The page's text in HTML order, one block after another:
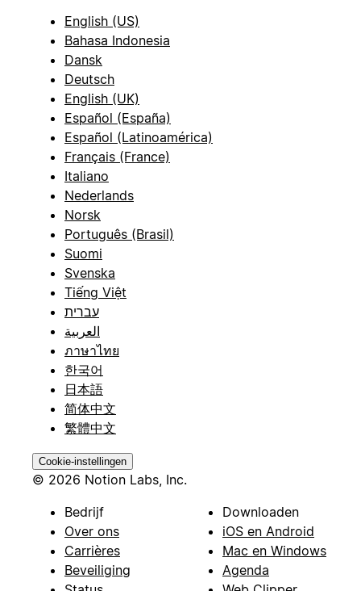
English (US)
Bahasa Indonesia
Dansk
Deutsch
English (UK)
Español (España)
Español (Latinoamérica)
Français (France)
Italiano
Nederlands
Norsk
Português (Brasil)
Suomi
Svenska
Tiếng Việt
עברית
العربية
ภาษาไทย
한국어
日本語
简体中文
繁體中文
Cookie-instellingen
© 2026 Notion Labs, Inc.
Bedrijf
Over ons
Carrières
Beveiliging
Downloaden
iOS en Android
Mac en Windows
Agenda